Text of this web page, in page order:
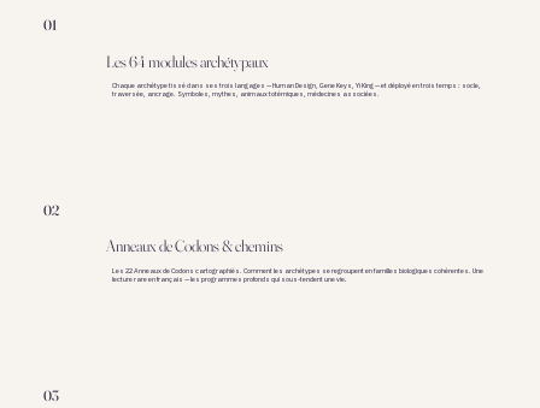
01
Les 64 modules archétypaux
Chaque archétype tissé dans ses trois langages — Human Design, Gene Keys, Yi King — et déployé en trois temps : socle,
traversée, ancrage. Symboles, mythes, animaux totémiques, médecines associées.
02
Anneaux de Codons & chemins
Les 22 Anneaux de Codons cartographiés. Comment les archétypes se regroupent en familles biologiques cohérentes. Une
lecture rare en français — les programmes profonds qui sous-tendent une vie.
03